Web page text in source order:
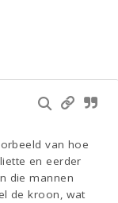
van hoe
en eerder
die mannen
de kroon, wat